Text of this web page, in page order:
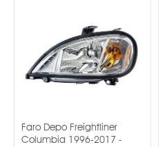
Faro Depo Freightliner
Columbia 1996-2017 -